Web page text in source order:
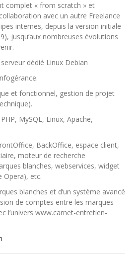
complet « from scratch » et
avec un autre Freelance
internes, depuis la version initiale
jusqu’aux nombreuses évolutions
dédié Linux Debian
et fonctionnel, gestion de projet
MySQL, Linux, Apache,
BackOffice, espace client,
moteur de recherche
blanches, webservices, widget
Opera), etc.
blanches et d’un système avancé
de comptes entre les marques
l’univers www.carnet-entretien-